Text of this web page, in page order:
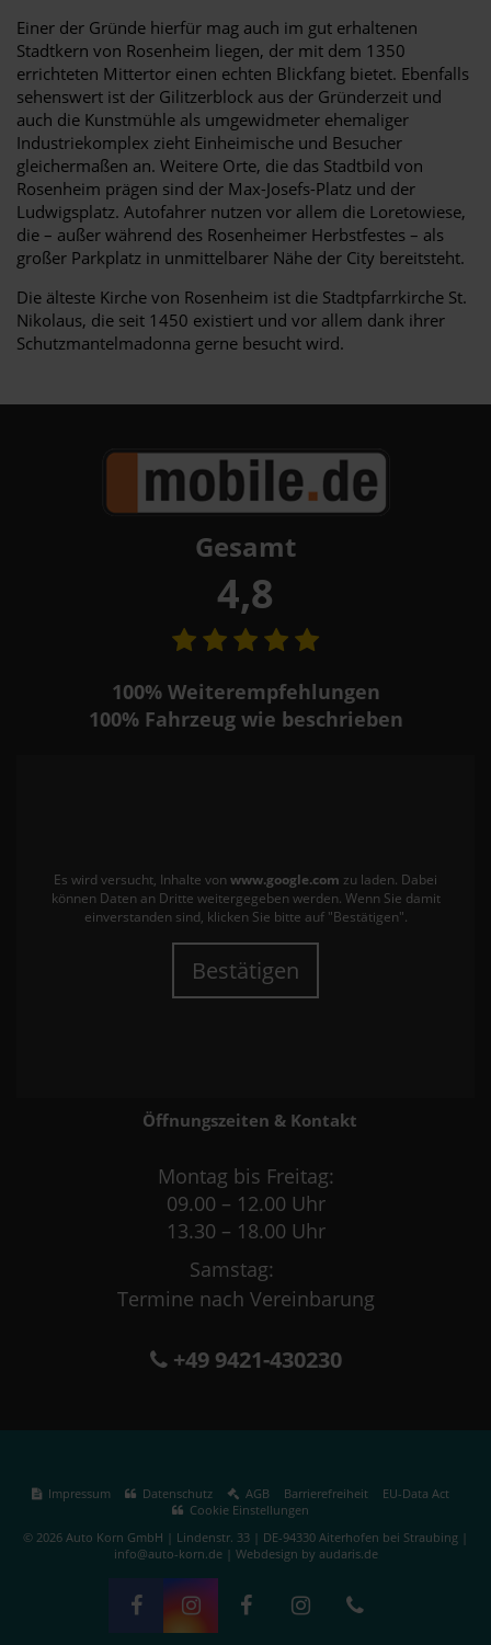
Einer der Gründe hierfür mag auch im gut erhaltenen
Stadtkern von Rosenheim liegen, der mit dem 1350
errichteten Mittertor einen echten Blickfang bietet. Ebenfalls
sehenswert ist der Gilitzerblock aus der Gründerzeit und
auch die Kunstmühle als umgewidmeter ehemaliger
Industriekomplex zieht Einheimische und Besucher
gleichermaßen an. Weitere Orte, die das Stadtbild von
Rosenheim prägen sind der Max-Josefs-Platz und der
Ludwigsplatz. Autofahrer nutzen vor allem die Loretowiese,
die – außer während des Rosenheimer Herbstfestes – als
großer Parkplatz in unmittelbarer Nähe der City bereitsteht.
Die älteste Kirche von Rosenheim ist die Stadtpfarrkirche St.
Nikolaus, die seit 1450 existiert und vor allem dank ihrer
Schutzmantelmadonna gerne besucht wird.
Gesamt
4,8
100%Weiterempfehlungen
100%Fahrzeug wie beschrieben
Es wird versucht, Inhalte von www.google.com zu laden. Dabei
können Daten an Dritte weitergegeben werden. Wenn Sie damit
einverstanden sind, klicken Sie bitte auf "Bestätigen".
Bestätigen
Öffnungszeiten & Kontakt
Montag bis Freitag:
09.00 – 12.00 Uhr
13.30 – 18.00 Uhr
Samstag:
Termine nach Vereinbarung
+49 9421-430230
Impressum Datenschutz AGB Barrierefreiheit
EU-Data Act
Cookie Einstellungen
© 2026 Auto Korn GmbH | Lindenstr. 33 | DE-94330 Aiterhofen bei Straubing |
info@auto-korn.de | Webdesign by audaris.de